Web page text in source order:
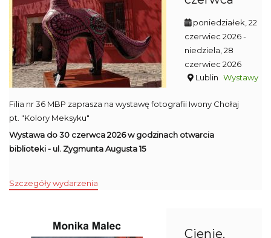
poniedziałek, 22
czerwiec 2026-
niedziela, 28
czerwiec 2026
Lublin Wystawy
Filia nr 36 MBP zaprasza na wystawę fotografii Iwony Chołaj
pt. "Kolory Meksyku"
Wystawa do 30 czerwca 2026 w godzinach otwarcia
biblioteki - ul. Zygmunta Augusta 15
Szczegóły wydarzenia
Cienie.